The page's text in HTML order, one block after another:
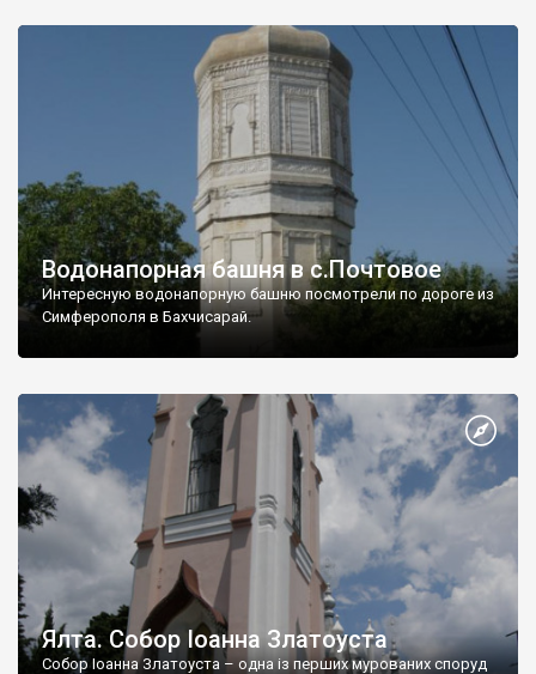
Водонапорная башня в с.Почтовое
Интересную водонапорную башню посмотрели по дороге из
Симферополя в Бахчисарай.
Ялта. Собор Іоанна Златоуста
Собор Іоанна Златоуста – одна із перших мурованих споруд